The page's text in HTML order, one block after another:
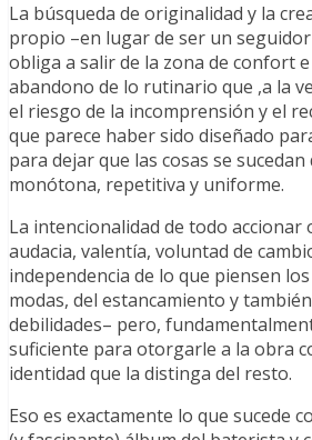
La búsqueda de originalidad y la
propio –en lugar de ser un
obliga a salir de la zona de confort
abandono de lo rutinario que ,a la
el riesgo de la incomprensión y el
que parece haber sido diseñado
para dejar que las cosas se sucedan
monótona, repetitiva y uniforme.
La intencionalidad de todo
audacia, valentía, voluntad de
independencia de lo que piensen
modas, del estancamiento y
debilidades– pero,
suficiente para otorgarle a la obra
identidad que la distinga del resto.
Eso es exactamente lo que sucede